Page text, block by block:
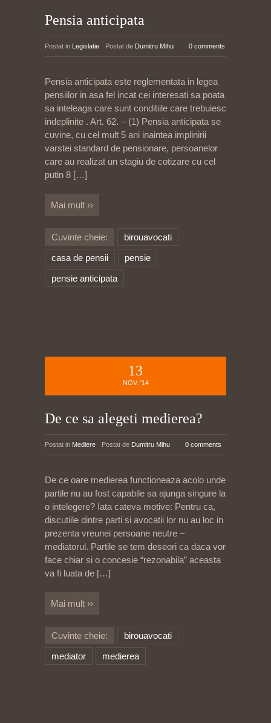
Pensia anticipata
Postat in Legislatie Postat de Dumitru Mihu 0 comments
Pensia anticipata este reglementata in legea
pensiilor in asa fel incat cei interesati sa poata
sa inteleaga care sunt conditiile care trebuiesc
indeplinite . Art. 62. – (1) Pensia anticipata se
cuvine, cu cel mult 5 ani inaintea implinirii
varstei standard de pensionare, persoanelor
care au realizat un stagiu de cotizare cu cel
putin 8 […]
Mai mult ››
Cuvinte cheie:
birouavocati
casa de pensii
pensie
pensie anticipata
13
NOV. '14
De ce sa alegeti medierea?
Postat in Mediere Postat de Dumitru Mihu 0 comments
De ce oare medierea functioneaza acolo unde
partile nu au fost capabile sa ajunga singure la
o intelegere? Iata cateva motive: Pentru ca,
discutiile dintre parti si avocatii lor nu au loc in
prezenta vreunei persoane neutre –
mediatorul. Partile se tem deseori ca daca vor
face chiar si o concesie “rezonabila” aceasta
va fi luata de […]
Mai mult ››
Cuvinte cheie:
birouavocati
mediator
medierea